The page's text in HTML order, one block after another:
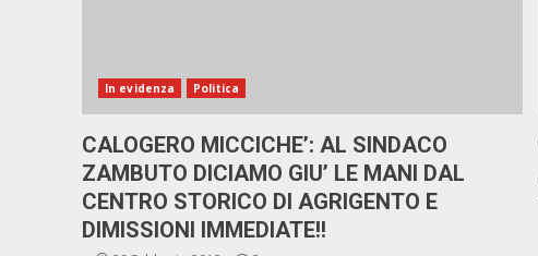
In evidenza Politica
CALOGERO MICCICHE’: AL SINDACO
ZAMBUTO DICIAMO GIU’ LE MANI DAL
CENTRO STORICO DI AGRIGENTO E
DIMISSIONI IMMEDIATE!!